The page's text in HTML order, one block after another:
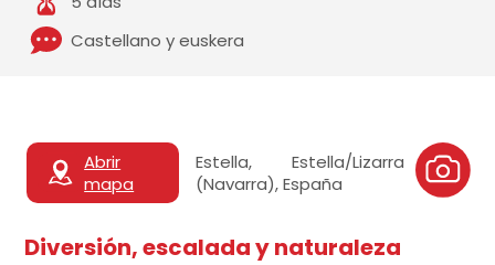
Castellano y euskera
Abrir
mapa
Estella, Estella/Lizarra
(Navarra), España
Diversión, escalada y naturaleza